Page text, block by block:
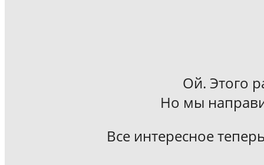
Ой. Этого
Но мы
Все интересное